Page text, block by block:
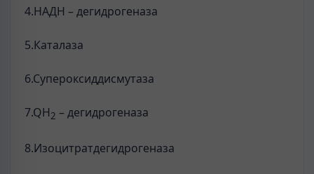
4.НАДН – дегидрогеназа
5.Каталаза
6.Супероксиддисмутаза
7.QH2 – дегидрогеназа
8.Изоцитратдегидрогеназа